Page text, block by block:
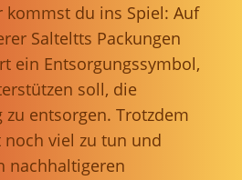
du ins Spiel: Auf
Salteltts Packungen
ein Entsorgungssymbol,
soll, die
entsorgen. Trotzdem
viel zu tun und
nachhaltigeren